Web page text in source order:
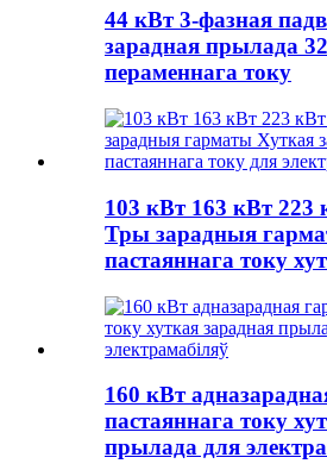
44 кВт 3-фазная
зарадная прылада
пераменнага току
103 кВт 163 кВт 223
Тры зарадныя
пастаяннага току
160 кВт
пастаяннага току
прылада для